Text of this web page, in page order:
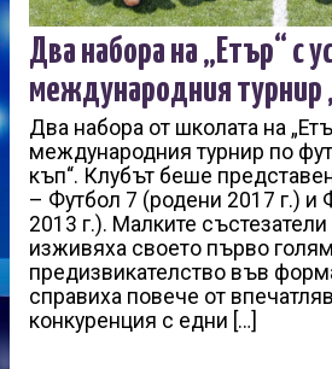
Два набора на „Етър“ с
международния турнир
Два набора от школата на
международния турнир по
къп“. Клубът беше
– Футбол 7 (родени 2017 г.) и
2013 г.). Малките
изживяха своето първо
предизвикателство във
справиха повече от
конкуренция с едни […]